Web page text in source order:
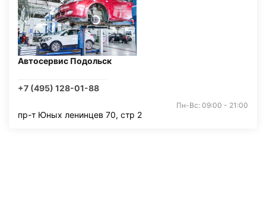
Автосервис Подольск
+7 (495) 128-01-88
Пн-Вс: 09:00 - 21:00
пр-т Юных ленинцев 70, стр 2